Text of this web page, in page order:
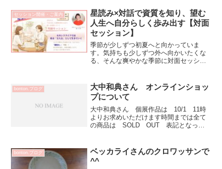
ん 鮭じゃないけど 鮎ゲット💗（笑）
大隈さんの作品クスッと笑...
セッション開催・ご案内
星読み×対話で資質を知り、望む
人生へ自分らしく歩み出す【対面
セッション】
季節が少しずつ初夏へと向かっていま
す。気持ちも少しずつ外へ向かいたくな
る、そんな爽やかな季節に対面セッショ
ンを行ってきました。Zoomは、ご遠方の
方やご自宅を離...
bonton.ブログ
大中和典さん オンラインショッ
プについて
大中和典さん 個展作品は 10/1 11時
よりお求めいただけます時間までは全て
の商品は SOLD OUT 表記となって
て頂いております
bonton.ブログ
ベッカライさんのクロワッサンで
^^